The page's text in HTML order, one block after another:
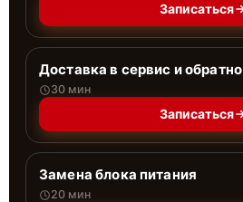
Записаться
Доставка в сервис и обратно
30 мин
Записаться
Замена блока питания
20 мин